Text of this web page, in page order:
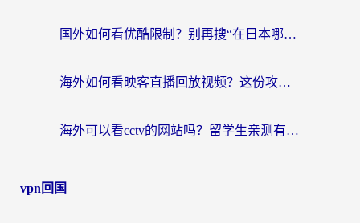
国外如何看优酷限制？别再搜“在日本哪个软件可以看中国电视剧”，这篇教你搞定
海外如何看映客直播回放视频？这份攻略帮你搞定（附腾讯优酷观看技巧）
海外可以看cctv的网站吗？留学生亲测有效的回国追剧方案
vpn回国